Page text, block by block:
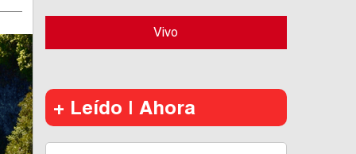
Vivo
+ Leído | Ahora